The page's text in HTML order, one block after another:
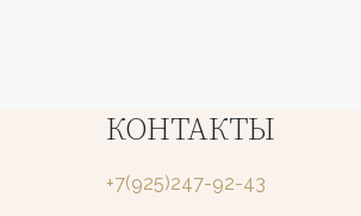
КОНТАКТЫ
+7(925)247-92-43